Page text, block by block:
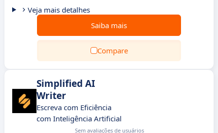
Veja mais detalhes
Saiba mais
Compare
Simplified AI
Writer
Escreva com Eficiência
com Inteligência Artificial
Sem avaliações de usuários